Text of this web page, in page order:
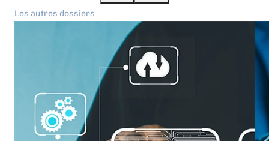
Les autres dossiers